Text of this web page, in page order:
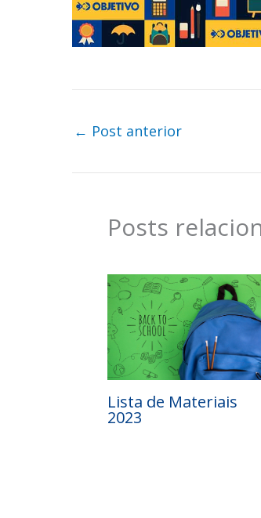
← Post anterior
Posts
Lista de Materiais
2023